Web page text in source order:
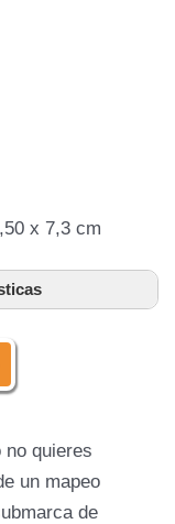
x 7,3 cm
no quieres
un mapeo
de